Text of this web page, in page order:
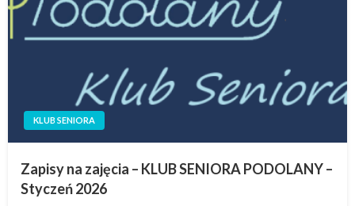
KLUB SENIORA
Zapisy na zajęcia – KLUB SENIORA PODOLANY –
Styczeń 2026